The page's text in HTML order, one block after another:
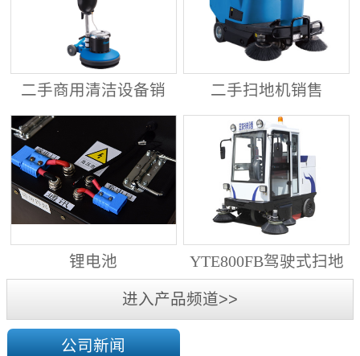
二手商用清洁设备销
二手扫地机销售
锂电池
YTE800FB驾驶式扫地
进入产品频道>>
公司新闻